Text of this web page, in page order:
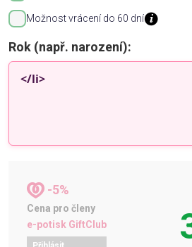
Možnost vrácení do 60 dní
Rok (např. narození):
-5%
Cena pro členy
e-potisk GiftClub